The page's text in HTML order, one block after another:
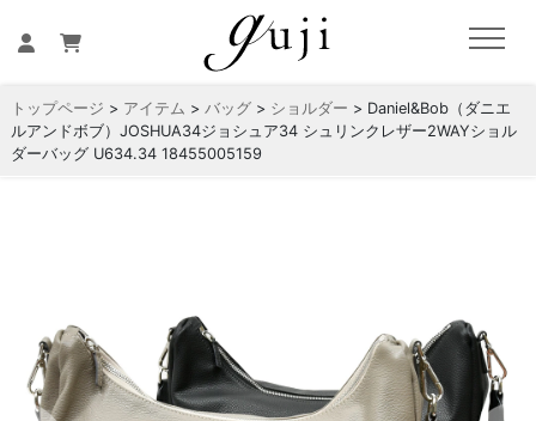
トップページ > アイテム > バッグ> ショルダー > Daniel&Bob（ダニエ
ルアンドボブ）JOSHUA34ジョシュア34 シュリンクレザー2WAYショル
ダーバッグ U634.34 18455005159